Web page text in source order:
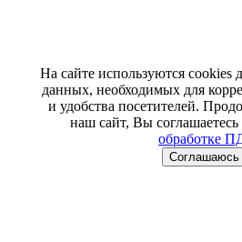
На сайте используются cookies
данных, необходимых для
и удобства посетителей.
наш сайт, Вы соглашаетесь
обработке
Соглашаюсь